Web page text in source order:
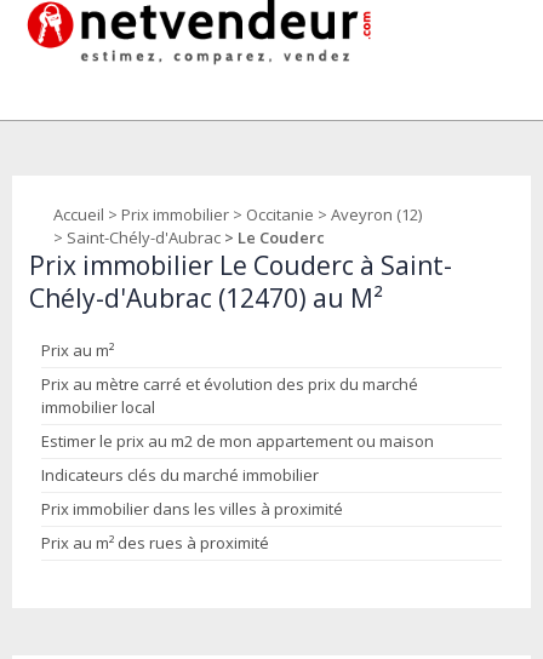
Accueil > Prix immobilier > Occitanie > Aveyron (12)
> Saint-Chély-d'Aubrac > Le Couderc
Prix immobilier Le Couderc à Saint-
Chély-d'Aubrac (12470) au M²
Prix au m²
Prix au mètre carré et évolution des prix du marché
immobilier local
Estimer le prix au m2 de mon appartement ou maison
Indicateurs clés du marché immobilier
Prix immobilier dans les villes à proximité
Prix au m² des rues à proximité